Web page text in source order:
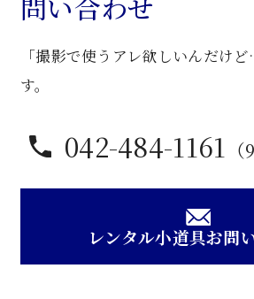
台
「撮影で使うアレ欲しいんだけ
す。
042-484-1161
レンタル小道具お問